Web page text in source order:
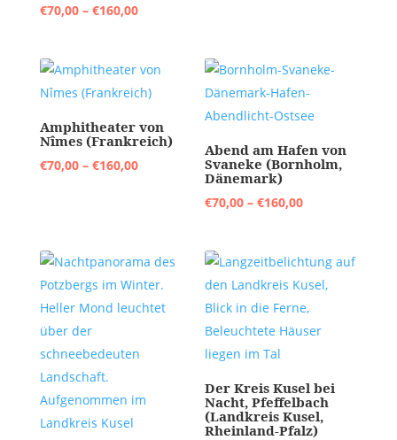
€70,00 – €160,00Preisspanne:
€160,00
Amphitheater von
Nîmes (Frankreich)
€70,00 – €160,00Preisspanne:
Abend am Hafen von
Svaneke (Bornholm,
Dänemark)
€70,00 –€160,00Preisspanne:
€160,00
Der Kreis Kusel bei
Nacht, Pfeffelbach
(Landkreis Kusel,
Rheinland-Pfalz)